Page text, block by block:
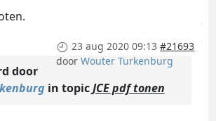
23 aug 2020 09:13 #21693
doorWouter Turkenburg
door
in topicJCE pdf tonen